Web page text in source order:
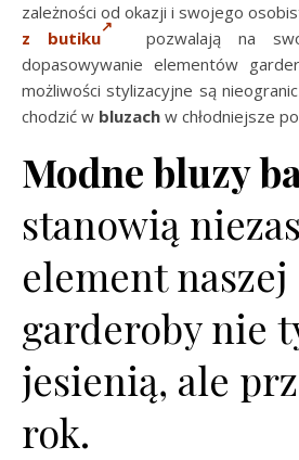
zależności od okazji i swojego
z butiku
pozwalają na
dopasowywanie elementów
możliwości stylizacyjne są
chodzić w bluzach w chłodniejsze
Modne bluzy
stanowią
element naszej
garderoby nie
jesienią, ale
rok.